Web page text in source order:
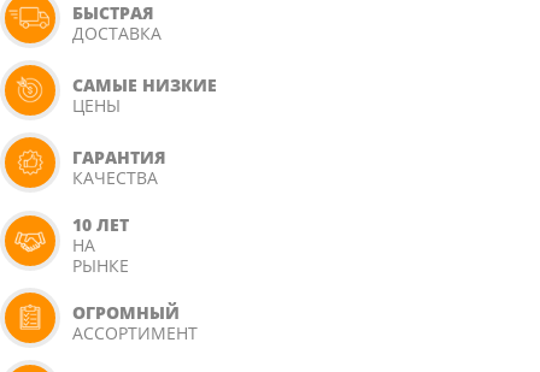
БЫСТРАЯ
ДОСТАВКА
САМЫЕ НИЗКИЕ
ЦЕНЫ
ГАРАНТИЯ
КАЧЕСТВА
10 ЛЕТ
НА
РЫНКЕ
ОГРОМНЫЙ
АССОРТИМЕНТ